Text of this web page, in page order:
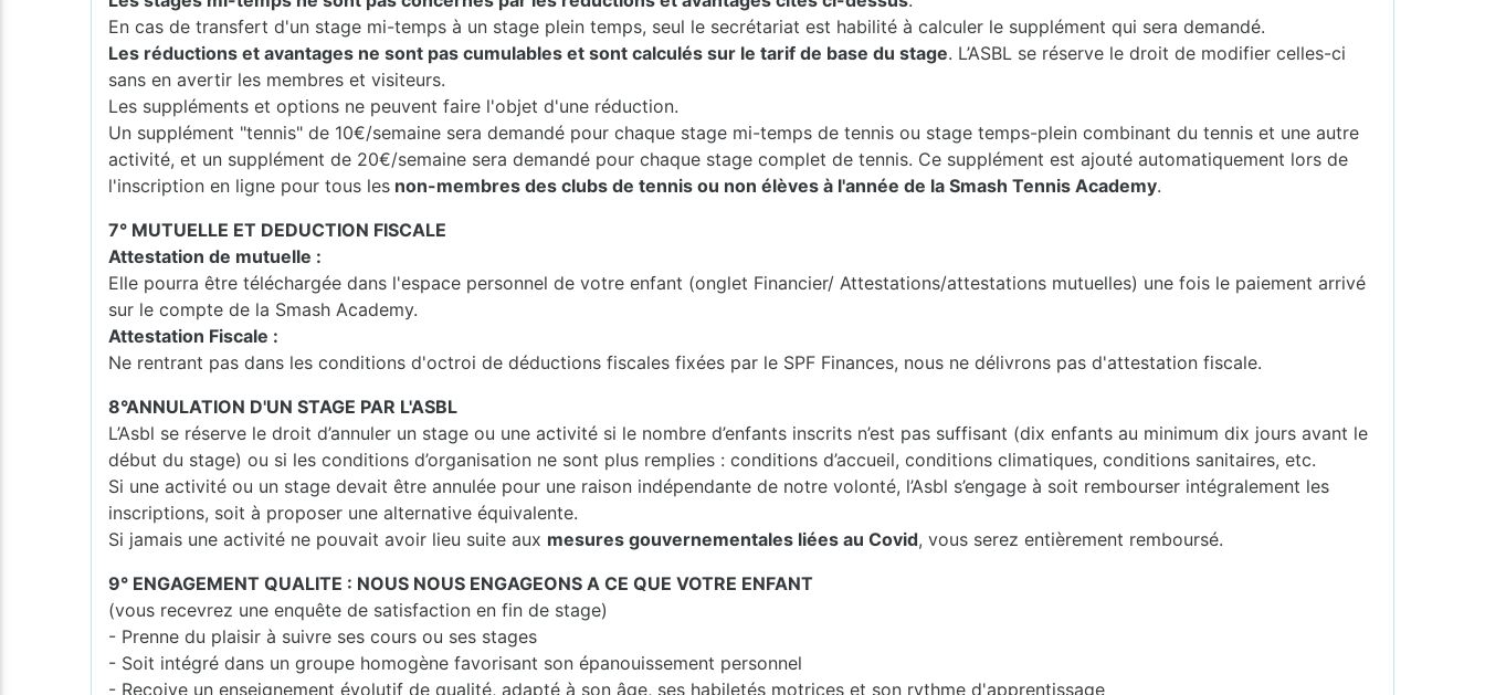
En cas de transfert d'un stage mi-temps à un stage plein temps, seul le secrétariat est habilité à calculer le supplément qui sera demandé.
Les réductions et avantages ne sont pas cumulables et sont calculés sur le tarif de base du stage. L’ASBL se réserve le droit de modifier celles-ci
sans en avertir les membres et visiteurs.
Les suppléments et options ne peuvent faire l'objet d'une réduction.
Un supplément "tennis" de 10€/semaine sera demandé pour chaque stage mi-temps de tennis ou stage temps-plein combinant du tennis et une autre
activité, et un supplément de 20€/semaine sera demandé pour chaque stage complet de tennis. Ce supplément est ajouté automatiquement lors de
l'inscription en ligne pour tous les non-membres des clubs de tennis ou non élèves à l'année de la Smash Tennis Academy.
7° MUTUELLE ET DEDUCTION FISCALE
Attestation de mutuelle :
Elle pourra être téléchargée dans l'espace personnel de votre enfant (onglet Financier/ Attestations/attestations mutuelles) une fois le paiement arrivé
sur le compte de la Smash Academy.
Attestation Fiscale :
Ne rentrant pas dans les conditions d'octroi de déductions fiscales fixées par le SPF Finances, nous ne délivrons pas d'attestation fiscale.
8°ANNULATION D'UN STAGE PAR L'ASBL
L’Asbl se réserve le droit d’annuler un stage ou une activité si le nombre d’enfants inscrits n’est pas suffisant (dix enfants au minimum dix jours avant le
début du stage) ou si les conditions d’organisation ne sont plus remplies : conditions d’accueil, conditions climatiques, conditions sanitaires, etc.
Si une activité ou un stage devait être annulée pour une raison indépendante de notre volonté, l’Asbl s’engage à soit rembourser intégralement les
inscriptions, soit à proposer une alternative équivalente.
Si jamais une activité ne pouvait avoir lieu suite aux mesures gouvernementales liées au Covid, vous serez entièrement remboursé.
9° ENGAGEMENT QUALITE : NOUS NOUS ENGAGEONS A CE QUE VOTRE ENFANT
(vous recevrez une enquête de satisfaction en fin de stage)
- Prenne du plaisir à suivre ses cours ou ses stages
- Soit intégré dans un groupe homogène favorisant son épanouissement personnel
- Reçoive un enseignement évolutif de qualité, adapté à son âge, ses habiletés motrices et son rythme d'apprentissage